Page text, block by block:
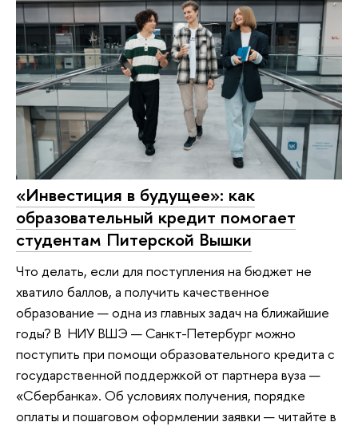
«Инвестиция в будущее»: как
образовательный кредит помогает
студентам Питерской Вышки
Что делать, если для поступления на бюджет не
хватило баллов, а получить качественное
образование — одна из главных задач на ближайшие
годы? В НИУ ВШЭ — Санкт-Петербург можно
поступить при помощи образовательного кредита с
государственной поддержкой от партнера вуза —
«Сбербанка». Об условиях получения, порядке
оплаты и пошаговом оформлении заявки — читайте в